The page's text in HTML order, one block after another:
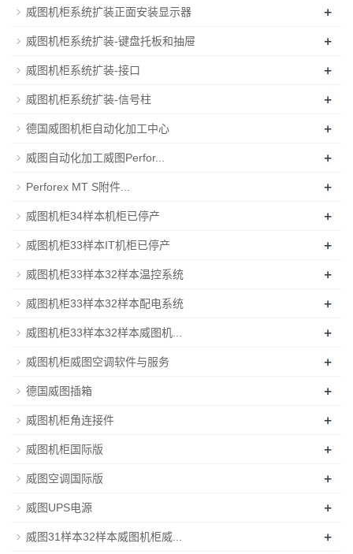
威图机柜系统扩装正面安装显示器 +
威图机柜系统扩装-键盘托板和抽屉 +
威图机柜系统扩装-接口 +
威图机柜系统扩装-信号柱 +
德国威图机柜自动化加工中心 +
威图自动化加工威图Perfor... +
Perforex MT S附件... +
威图机柜34样本机柜已停产 +
威图机柜33样本IT机柜已停产 +
威图机柜33样本32样本温控系统 +
威图机柜33样本32样本配电系统 +
威图机柜33样本32样本威图机... +
威图机柜威图空调软件与服务 +
德国威图插箱 +
威图机柜角连接件 +
威图机柜国际版 +
威图空调国际版 +
威图UPS电源 +
威图31样本32样本威图机柜威... +